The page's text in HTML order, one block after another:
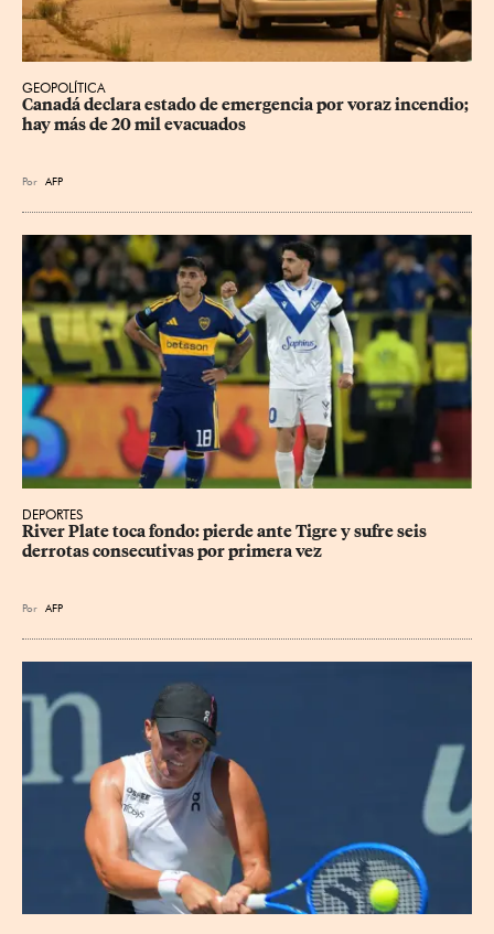
GEOPOLÍTICA
Canadá declara estado de emergencia por voraz incendio;
hay más de 20 mil evacuados
Por AFP
DEPORTES
River Plate toca fondo: pierde ante Tigre y sufre seis
derrotas consecutivas por primera vez
Por AFP